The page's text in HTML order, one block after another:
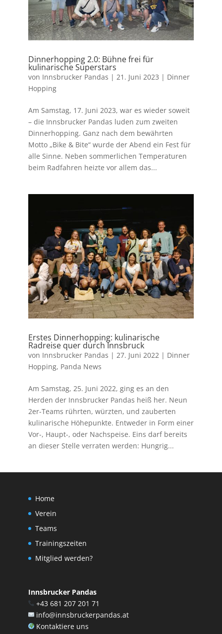
Dinnerhopping 2.0: Bühne frei für
kulinarische Superstars
von Innsbrucker Pandas | 21. Juni 2023 | Dinner
Hopping
Am Samstag, 17. Juni 2023, war es wieder soweit
– die Innsbrucker Pandas luden zum zweiten
Dinnerhopping. Ganz nach dem bewährten
Motto „Bike & Bite“ wurde der Abend ein Fest für
alle Sinne. Neben sommerlichen Temperaturen
beim Radfahren heizte vor allem das...
Erstes Dinnerhopping: kulinarische
Radreise quer durch Innsbruck
von Innsbrucker Pandas | 27. Juni 2022| Dinner
Hopping, Panda News
Am Samstag, 25. Juni 2022, ging es an den
Herden der Innsbrucker Pandas heiß her. Neun
2er-Teams rührten, würzten, und zauberten
kulinarische Höhepunkte. Entweder in Form einer
Vor-, Haupt-, oder Nachspeise. Eins darf bereits
an dieser Stelle verraten werden: Hungrig...
Home
Verein
Teams
Trainingszeiten
Mitglied werden?
Innsbrucker Pandas
+43 681 207 201 71
info@innsbruckerpandas.at
Kontaktiere uns